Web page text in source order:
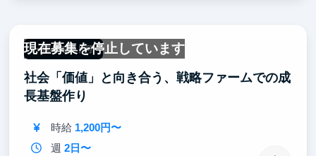
現在募集を停止しています
一部リモート可
社会「価値」と向き合う、戦略ファームでの成
長基盤作り
時給 1,200円〜
週 2日〜